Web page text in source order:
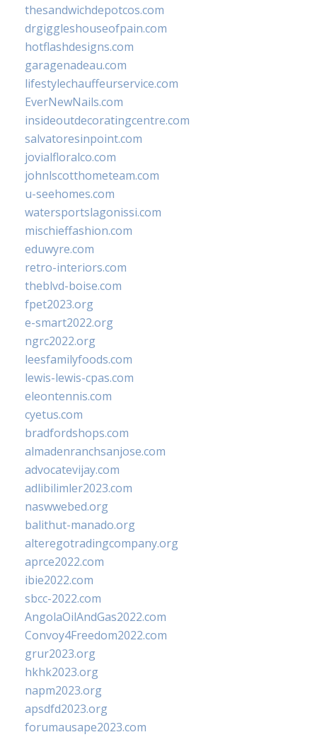
thesandwichdepotcos.com
drgiggleshouseofpain.com
hotflashdesigns.com
garagenadeau.com
lifestylechauffeurservice.com
EverNewNails.com
insideoutdecoratingcentre.com
salvatoresinpoint.com
jovialfloralco.com
johnlscotthometeam.com
u-seehomes.com
watersportslagonissi.com
mischieffashion.com
eduwyre.com
retro-interiors.com
theblvd-boise.com
fpet2023.org
e-smart2022.org
ngrc2022.org
leesfamilyfoods.com
lewis-lewis-cpas.com
eleontennis.com
cyetus.com
bradfordshops.com
almadenranchsanjose.com
advocatevijay.com
adlibilimler2023.com
naswwebed.org
balithut-manado.org
alteregotradingcompany.org
aprce2022.com
ibie2022.com
sbcc-2022.com
AngolaOilAndGas2022.com
Convoy4Freedom2022.com
grur2023.org
hkhk2023.org
napm2023.org
apsdfd2023.org
forumausape2023.com